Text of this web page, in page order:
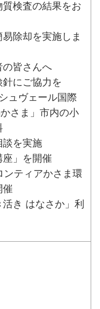
質検査の結果をお
易除却を実施しま
の皆さんへ
針にご協力を
ュヴェール国際
さま」市内の小
談を実施
座」を開催
ンティアかさま環
催
活き はなさか」利